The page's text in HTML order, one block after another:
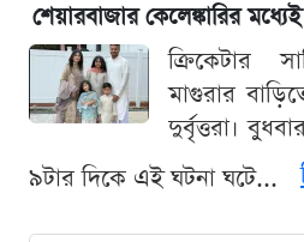
শেয়ারবাজার কেলেঙ্কারির
ক্রিকেটার
মাগুরার
দুর্বৃত্তরা।
৯টার দিকে এই ঘটনা ঘটে...